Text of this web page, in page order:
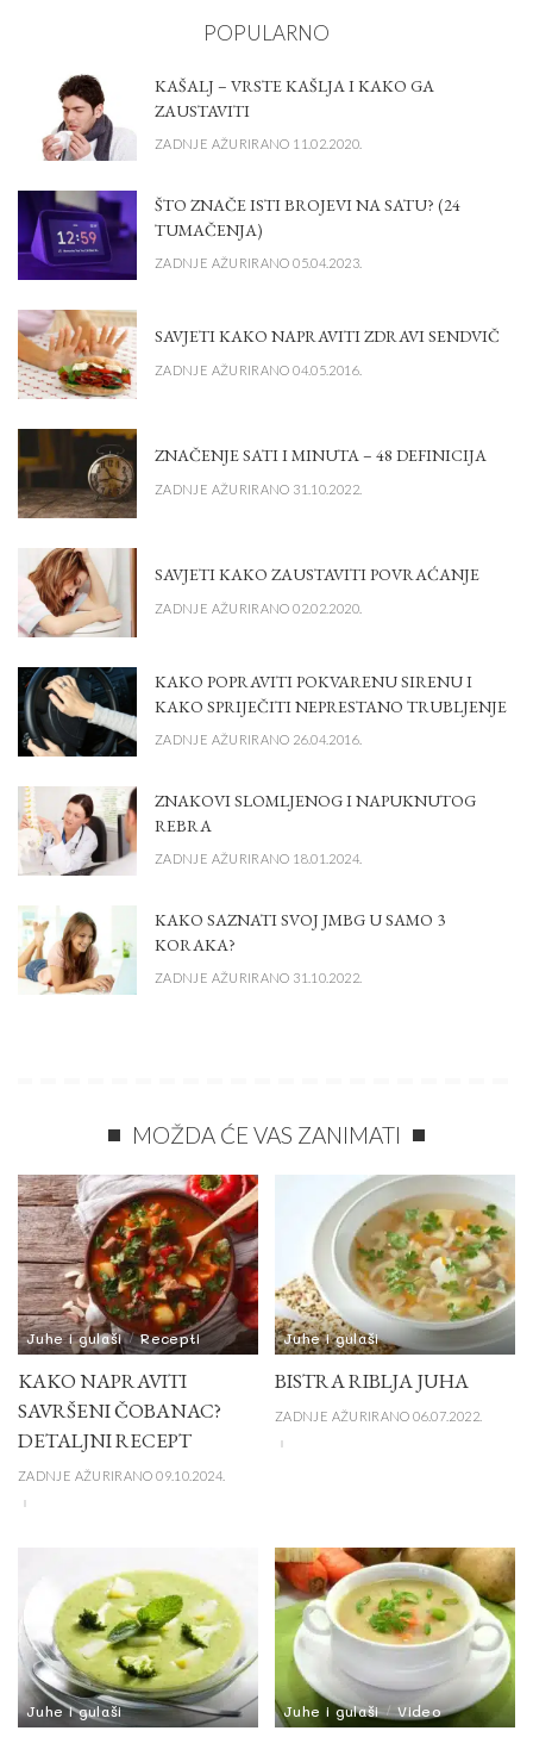
POPULARNO
KAŠALJ – VRSTE KAŠLJA I KAKO GA
ZAUSTAVITI
ZADNJE AŽURIRANO 11.02.2020.
ŠTO ZNAČE ISTI BROJEVI NA SATU? (24
TUMAČENJA)
ZADNJE AŽURIRANO 05.04.2023.
SAVJETI KAKO NAPRAVITI ZDRAVI SENDVIČ
ZADNJE AŽURIRANO 04.05.2016.
ZNAČENJE SATI I MINUTA – 48 DEFINICIJA
ZADNJE AŽURIRANO 31.10.2022.
SAVJETI KAKO ZAUSTAVITI POVRAĆANJE
ZADNJE AŽURIRANO 02.02.2020.
KAKO POPRAVITI POKVARENU SIRENU I
KAKO SPRIJEČITI NEPRESTANO TRUBLJENJE
ZADNJE AŽURIRANO 26.04.2016.
ZNAKOVI SLOMLJENOG I NAPUKNUTOG
REBRA
ZADNJE AŽURIRANO 18.01.2024.
KAKO SAZNATI SVOJ JMBG U SAMO 3
KORAKA?
ZADNJE AŽURIRANO 31.10.2022.
MOŽDA ĆE VAS ZANIMATI
Juhe i gulaši Recepti
KAKO NAPRAVITI
SAVRŠENI ČOBANAC?
DETALJNI RECEPT
ZADNJE AŽURIRANO 09.10.2024.
Juhe i gulaši
BISTRA RIBLJA JUHA
ZADNJE AŽURIRANO 06.07.2022.
Juhe i gulaši Juhe i gulaši Video